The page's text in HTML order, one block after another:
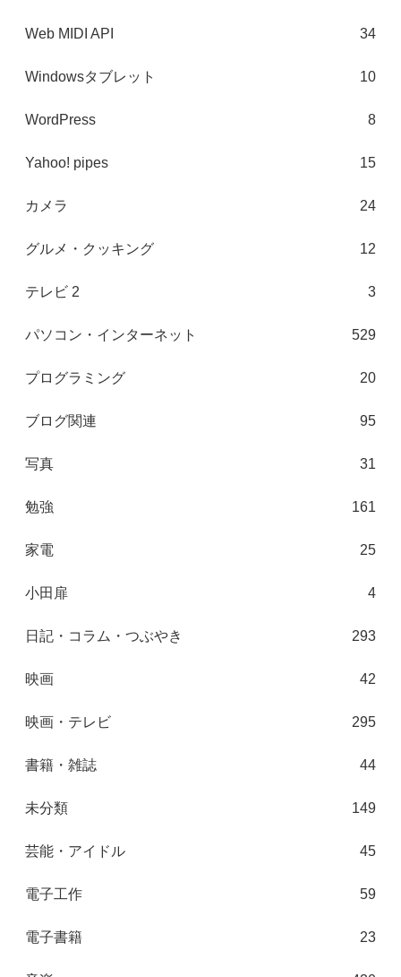
Web MIDI API 34
Windowsタブレット 10
WordPress 8
Yahoo! pipes 15
カメラ 24
グルメ・クッキング 12
テレビ 2 3
パソコン・インターネット 529
プログラミング 20
ブログ関連 95
写真 31
勉強 161
家電 25
小田扉 4
日記・コラム・つぶやき 293
映画 42
映画・テレビ 295
書籍・雑誌 44
未分類 149
芸能・アイドル 45
電子工作 59
電子書籍 23